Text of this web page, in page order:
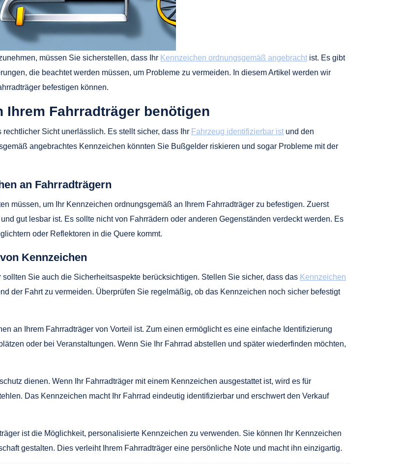
müssen Sie sicherstellen, dass Ihr Kennzeichen ordnungsgemäß angebracht ist. Es gibt
die beachtet werden müssen, um Probleme zu vermeiden. In diesem Artikel werden wir
befestigen können.
Ihrem Fahrradträger benötigen
Sicht unerlässlich. Es stellt sicher, dass Ihr Fahrzeug identifizierbar ist und den
angebrachtes Kennzeichen könnten Sie Bußgelder riskieren und sogar Probleme mit der
an Fahrradträgern
müssen, um Ihr Kennzeichen ordnungsgemäß an Ihrem Fahrradträger zu befestigen. Zuerst
gut lesbar ist. Es sollte nicht von Fahrrädern oder anderen Gegenständen verdeckt werden. Es
oder Reflektoren in die Quere kommt.
Kennzeichen
Sie auch die Sicherheitsaspekte berücksichtigen. Stellen Sie sicher, dass das Kennzeichen
der Fahrt zu vermeiden. Überprüfen Sie regelmäßig, ob das Kennzeichen noch sicher befestigt
an Ihrem Fahrradträger von Vorteil ist. Zum einen ermöglicht es eine einfache Identifizierung
oder bei Veranstaltungen. Wenn Sie Ihr Fahrrad abstellen und später wiederfinden möchten,
dienen. Wenn Ihr Fahrradträger mit einem Kennzeichen ausgestattet ist, wird es für
Das Kennzeichen macht Ihr Fahrrad eindeutig identifizierbar und erschwert den Verkauf
ist die Möglichkeit, personalisierte Kennzeichen zu verwenden. Sie können Ihr Kennzeichen
gestalten. Dies verleiht Ihrem Fahrradträger eine persönliche Note und macht ihn einzigartig.